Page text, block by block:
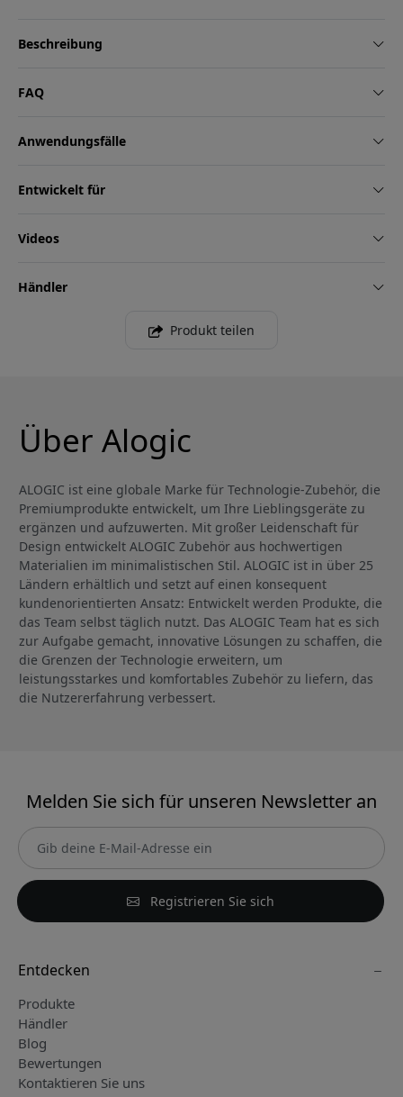
Beschreibung
FAQ
Anwendungsfälle
Entwickelt für
Videos
Händler
Produkt teilen
Über Alogic
ALOGIC ist eine globale Marke für Technologie-Zubehör, die
Premiumprodukte entwickelt, um Ihre Lieblingsgeräte zu
ergänzen und aufzuwerten. Mit großer Leidenschaft für
Design entwickelt ALOGIC Zubehör aus hochwertigen
Materialien im minimalistischen Stil. ALOGIC ist in über 25
Ländern erhältlich und setzt auf einen konsequent
kundenorientierten Ansatz: Entwickelt werden Produkte, die
das Team selbst täglich nutzt. Das ALOGIC Team hat es sich
zur Aufgabe gemacht, innovative Lösungen zu schaffen, die
die Grenzen der Technologie erweitern, um
leistungsstarkes und komfortables Zubehör zu liefern, das
die Nutzererfahrung verbessert.
Melden Sie sich für unseren Newsletter an
Registrieren Sie sich
Entdecken
Produkte
Händler
Blog
Bewertungen
Kontaktieren Sie uns